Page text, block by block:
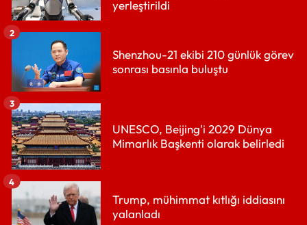
yerleştirildi
Shenzhou-21 ekibi 210 günlük görev
sonrası basınla buluştu
2
UNESCO, Beijing'i 2029 Dünya
Mimarlık Başkenti olarak belirledi
3
Trump, mühimmat kıtlığı iddiasını
yalanladı
4